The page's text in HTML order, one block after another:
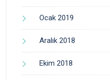
Ocak 2019
Aralık 2018
Ekim 2018